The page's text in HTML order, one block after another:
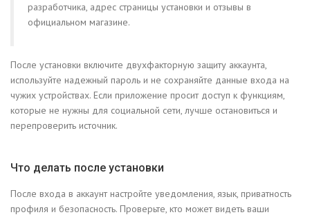
разработчика, адрес страницы установки и отзывы в
официальном магазине.
После установки включите двухфакторную защиту аккаунта,
используйте надежный пароль и не сохраняйте данные входа на
чужих устройствах. Если приложение просит доступ к функциям,
которые не нужны для социальной сети, лучше остановиться и
перепроверить источник.
Что делать после установки
После входа в аккаунт настройте уведомления, язык, приватность
профиля и безопасность. Проверьте, кто может видеть ваши